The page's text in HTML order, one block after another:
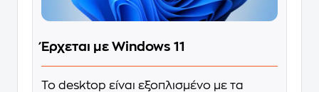
Έρχεται με Windows 11
Το desktop είναι εξοπλισμένο με τα